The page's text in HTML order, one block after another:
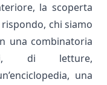
la scoperta
chi siamo
una combinatoria
di letture,
una